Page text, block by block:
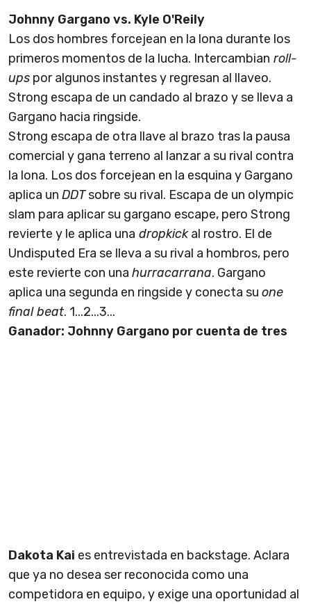
Johnny Gargano vs. Kyle O'Reily
Los dos hombres forcejean en la lona durante los
primeros momentos de la lucha. Intercambian roll-
ups por algunos instantes y regresan al llaveo.
Strong escapa de un candado al brazo y se lleva a
Gargano hacia ringside.
Strong escapa de otra llave al brazo tras la pausa
comercial y gana terreno al lanzar a su rival contra
la lona. Los dos forcejean en la esquina y Gargano
aplica un DDTsobre su rival. Escapa de un olympic
slam para aplicar su gargano escape, pero Strong
revierte y le aplica una dropkickal rostro. El de
Undisputed Era se lleva a su rival a hombros, pero
este revierte con una hurracarrana. Gargano
aplica una segunda en ringside y conecta su one
final beat. 1...2...3...
Ganador: Johnny Gargano por cuenta de tres
Dakota Kai es entrevistada en backstage. Aclara
que ya no desea ser reconocida como una
competidora en equipo, y exige una oportunidad al